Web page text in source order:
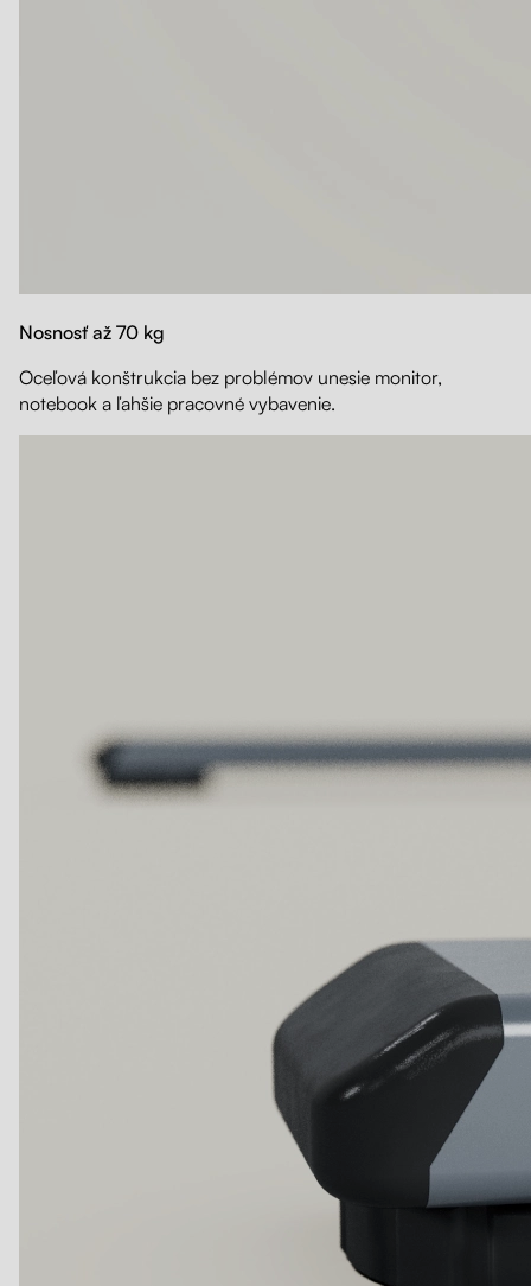
Nosnosť až 70 kg
Oceľová konštrukcia bez problémov unesie monitor,
notebook a ľahšie pracovné vybavenie.